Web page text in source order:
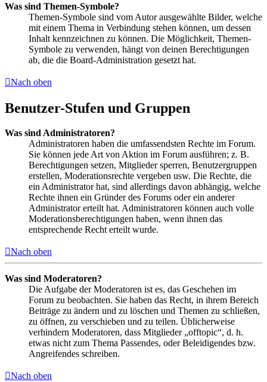
Was sind Themen-Symbole?
Themen-Symbole sind vom Autor ausgewählte Bilder, welche
mit einem Thema in Verbindung stehen können, um dessen
Inhalt kennzeichnen zu können. Die Möglichkeit, Themen-
Symbole zu verwenden, hängt von deinen Berechtigungen
ab, die die Board-Administration gesetzt hat.
Nach oben
Benutzer-Stufen und Gruppen
Was sind Administratoren?
Administratoren haben die umfassendsten Rechte im Forum.
Sie können jede Art von Aktion im Forum ausführen; z. B.
Berechtigungen setzen, Mitglieder sperren, Benutzergruppen
erstellen, Moderationsrechte vergeben usw. Die Rechte, die
ein Administrator hat, sind allerdings davon abhängig, welche
Rechte ihnen ein Gründer des Forums oder ein anderer
Administrator erteilt hat. Administratoren können auch volle
Moderationsberechtigungen haben, wenn ihnen das
entsprechende Recht erteilt wurde.
Nach oben
Was sind Moderatoren?
Die Aufgabe der Moderatoren ist es, das Geschehen im
Forum zu beobachten. Sie haben das Recht, in ihrem Bereich
Beiträge zu ändern und zu löschen und Themen zu schließen,
zu öffnen, zu verschieben und zu teilen. Üblicherweise
verhindern Moderatoren, dass Mitglieder „offtopic“, d. h.
etwas nicht zum Thema Passendes, oder Beleidigendes bzw.
Angreifendes schreiben.
Nach oben